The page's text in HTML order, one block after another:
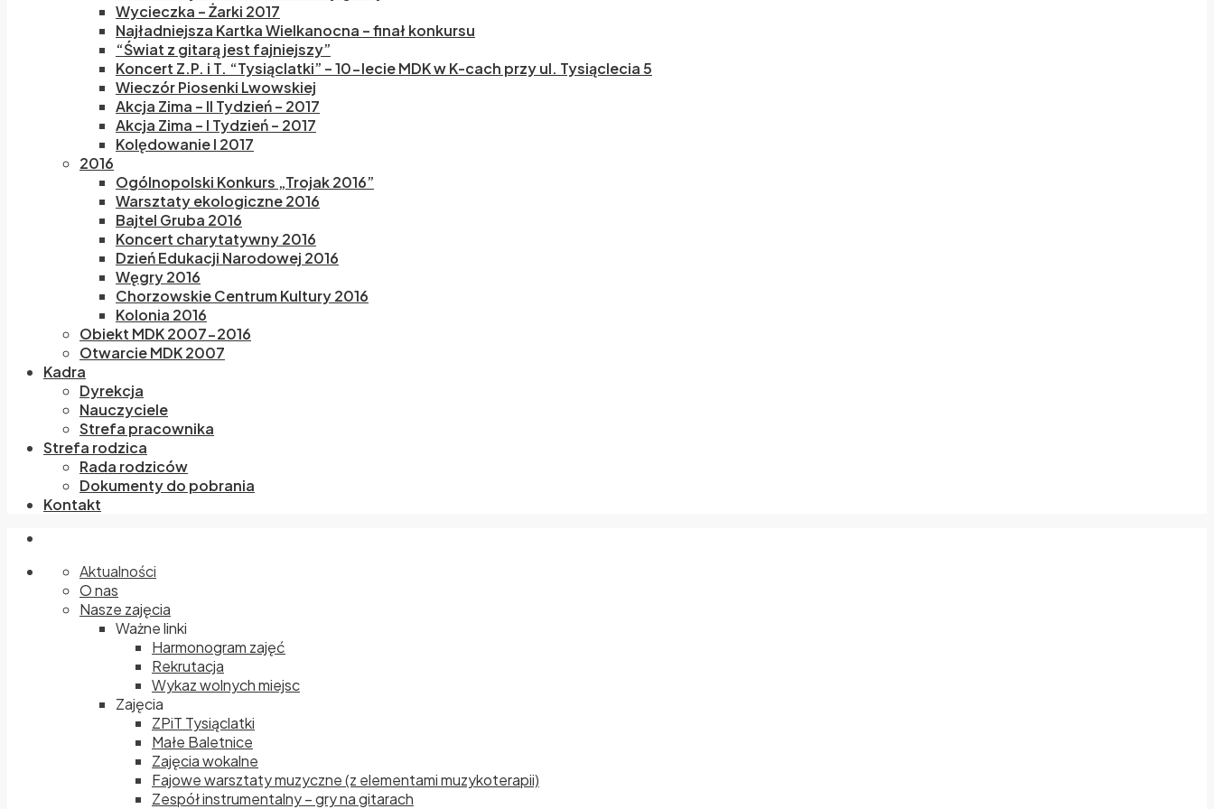
Wycieczka – Żarki 2017
Najładniejsza Kartka Wielkanocna – finał konkursu
“Świat z gitarą jest fajniejszy”
Koncert Z.P. i T. “Tysiąclatki” – 10-lecie MDK w K-cach przy ul. Tysiąclecia 5
Wieczór Piosenki Lwowskiej
Akcja Zima – II Tydzień – 2017
Akcja Zima – I Tydzień – 2017
Kolędowanie I 2017
2016
Ogólnopolski Konkurs „Trojak 2016”
Warsztaty ekologiczne 2016
Bajtel Gruba 2016
Koncert charytatywny 2016
Dzień Edukacji Narodowej 2016
Węgry 2016
Chorzowskie Centrum Kultury 2016
Kolonia 2016
Obiekt MDK 2007-2016
Otwarcie MDK 2007
Kadra
Dyrekcja
Nauczyciele
Strefa pracownika
Strefa rodzica
Rada rodziców
Dokumenty do pobrania
Kontakt
Aktualności
O nas
Nasze zajęcia
Ważne linki
Harmonogram zajęć
Rekrutacja
Wykaz wolnych miejsc
Zajęcia
ZPiT Tysiąclatki
Małe Baletnice
Zajęcia wokalne
Fajowe warsztaty muzyczne (z elementami muzykoterapii)
Zespół instrumentalny – gry na gitarach